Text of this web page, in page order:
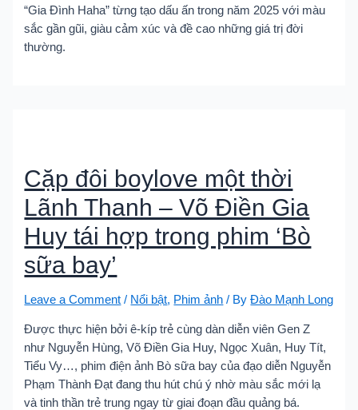
“Gia Đình Haha” từng tạo dấu ấn trong năm 2025 với màu
sắc gần gũi, giàu cảm xúc và đề cao những giá trị đời
thường.
Cặp đôi boylove một thời
Lãnh Thanh – Võ Điền Gia
Huy tái hợp trong phim ‘Bò
sữa bay’
Leave a Comment / Nổi bật, Phim ảnh / ByĐào Mạnh Long
Được thực hiện bởi ê-kíp trẻ cùng dàn diễn viên Gen Z
như Nguyễn Hùng, Võ Điền Gia Huy, Ngọc Xuân, Huy Tít,
Tiểu Vy…, phim điện ảnh Bò sữa bay của đạo diễn Nguyễn
Phạm Thành Đạt đang thu hút chú ý nhờ màu sắc mới lạ
và tinh thần trẻ trung ngay từ giai đoạn đầu quảng bá.